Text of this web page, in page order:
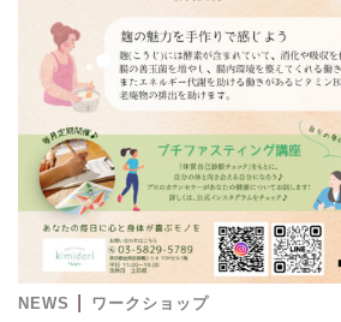
NEWS ワークショップ